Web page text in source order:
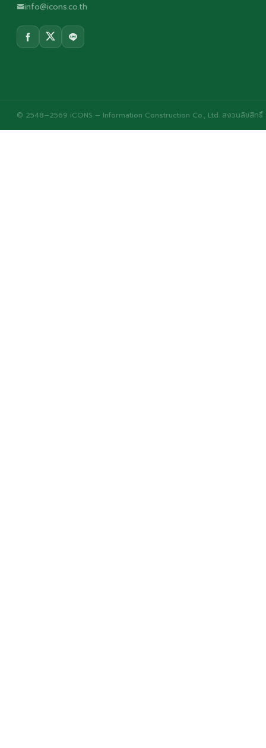
info@icons.co.th
© 2548–2569 iCONS – Information Construction Co., Ltd. สงวนลิขสิทธิ์